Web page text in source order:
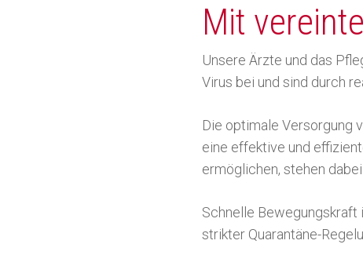
Mit
Unsere Ärzte und das
Virus bei und sind durch
Die optimale Versorgung
eine effektive und
ermöglichen, stehen
Schnelle
strikter Quarantäne-